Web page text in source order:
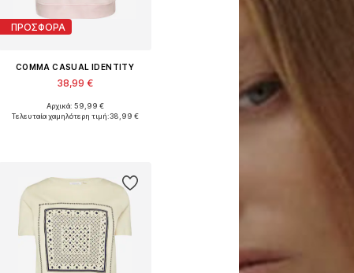
ΠΡΟΣΦΟΡΑ
COMMA CASUAL IDENTITY
38,99 €
Αρχικά: 59,99 €
Τελευταία χαμηλότερη τιμή:38,99 €